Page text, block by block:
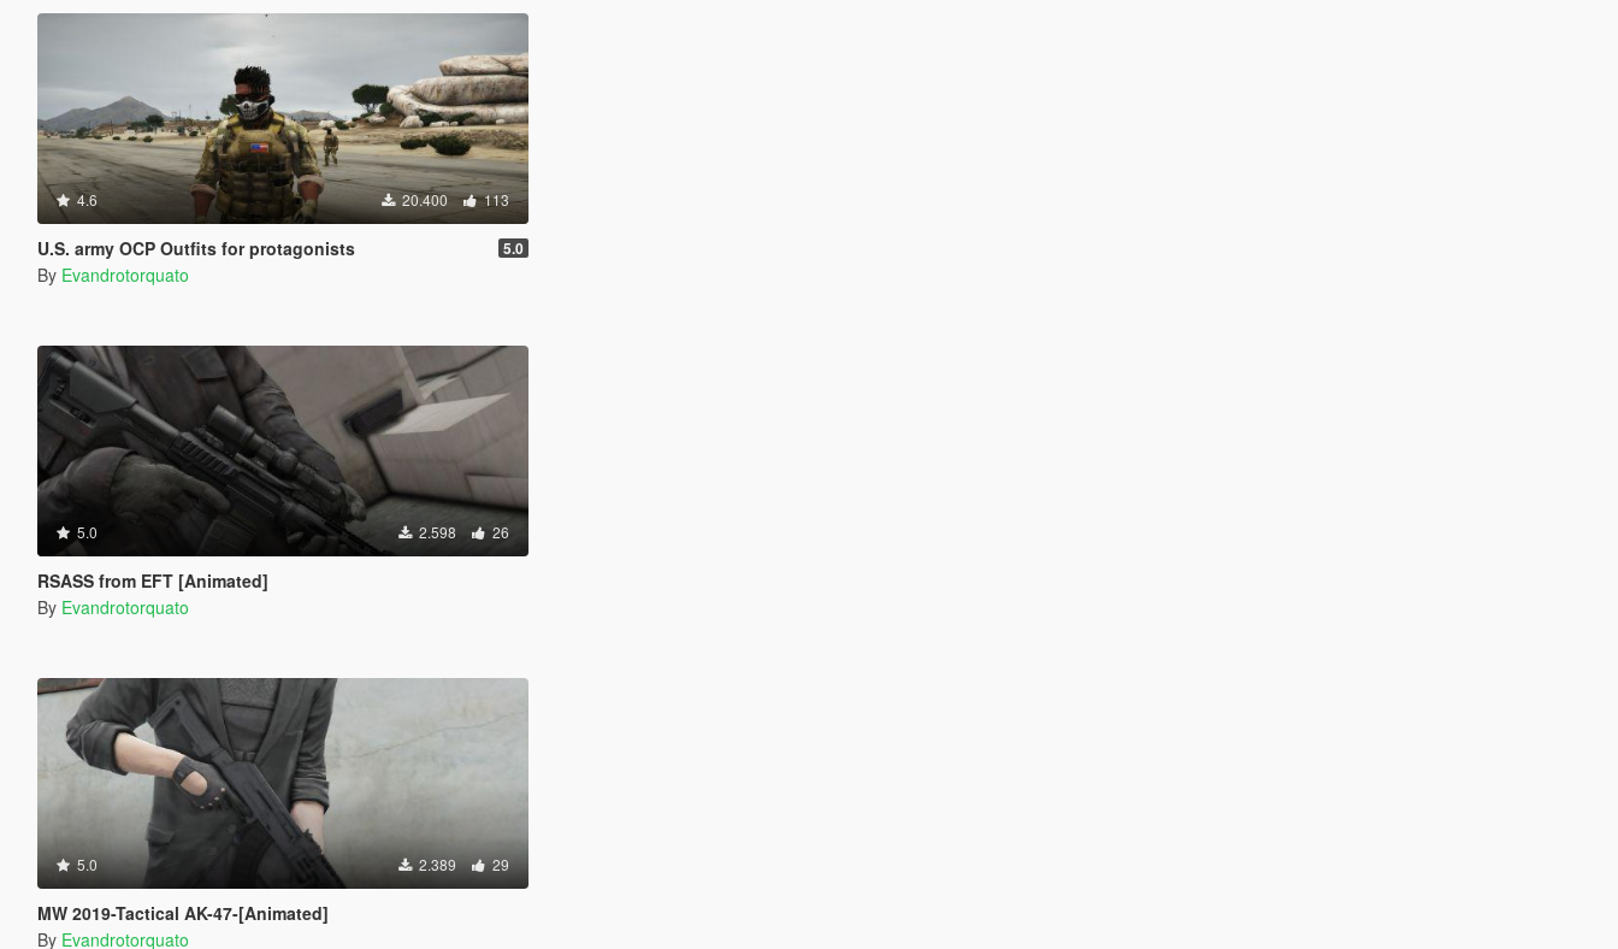
4.6 20.400 113
U.S. army OCP Outfits for protagonists 5.0
By Evandrotorquato
5.0 2.598 26
RSASS from EFT [Animated]
By Evandrotorquato
5.0 2.389 29
MW 2019-Tactical AK-47-[Animated]
By Evandrotorquato